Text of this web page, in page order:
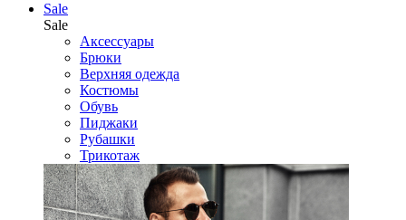
Sale
Sale
Аксессуары
Брюки
Верхняя одежда
Костюмы
Обувь
Пиджаки
Рубашки
Трикотаж